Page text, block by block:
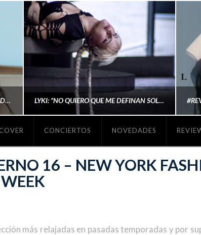
#REVIEW: LOCKET. MADISON BEER, EL DISCO DONDE POR FIN DEJA DE JUSTIFICARSE LYKI: “NO QUIERO QUE ME DEFINAN SOLO POR SER REIVINDICATIVA. QUIERO QUE ME ESCUCHEN PORQUE DISFRUTO HACIENDO MI MÚSICA”
CONCIERTOS NOVEDADES
16 – NEW YORK
WEEK
más relajadas en pasadas temporadas y por